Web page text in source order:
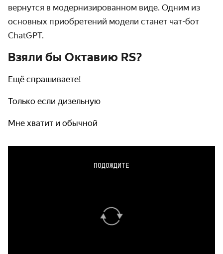
вернутся в модернизированном виде. Одним из
основных приобретений модели станет чат-бот
ChatGPT.
Взяли бы Октавию RS?
Ещё спрашиваете!
Только если дизельную
Мне хватит и обычной
ПОДОЖДИТЕ